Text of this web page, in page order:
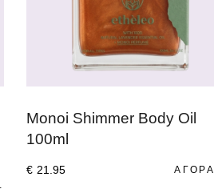
Monoi Shimmer Body Oil
100ml
€ 21.95 ΑΓΟΡΆ